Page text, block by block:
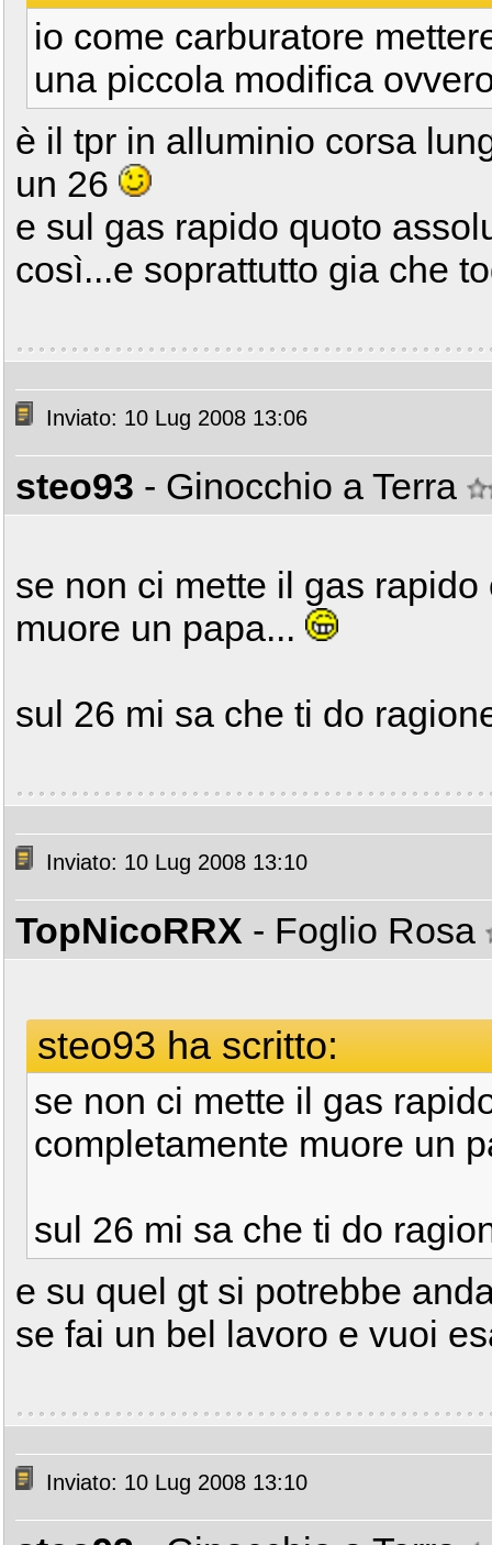
io come carburatore
una piccola modifica
è il tpr in alluminio corsa
un 26
e sul gas rapido quoto
così...e soprattutto gia che
Inviato: 10 Lug 2008 13:06
steo93 - Ginocchio a Terra
se non ci mette il gas
muore un papa...
sul 26 mi sa che ti do
Inviato: 10 Lug 2008 13:10
TopNicoRRX - Foglio Rosa
steo93 ha scritto:
se non ci mette il gas
completamente muore un
sul 26 mi sa che ti do
e su quel gt si potrebbe
se fai un bel lavoro e vuoi
Inviato: 10 Lug 2008 13:10